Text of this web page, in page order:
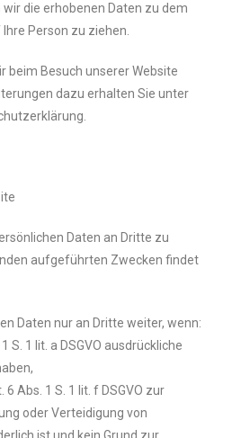
wir die erhobenen Daten zu dem
Person zu ziehen.
beim Besuch unserer Website
dazu erhalten Sie unter
Daten an Dritte zu
aufgeführten Zwecken findet
Daten nur an Dritte weiter, wenn:
S. 1 lit. a DSGVO ausdrückliche
Abs. 1 S. 1 lit. f DSGVO zur
oder Verteidigung von